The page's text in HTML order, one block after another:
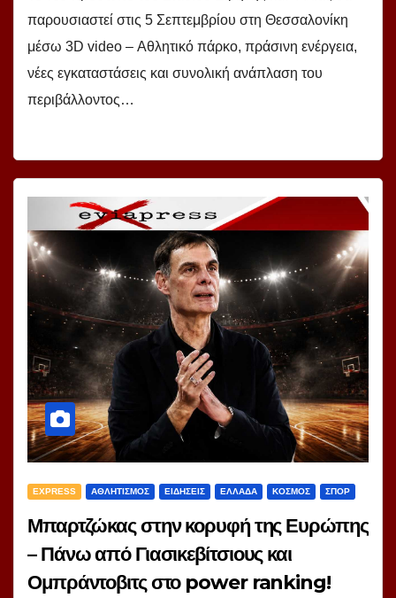
παρουσιαστεί στις 5 Σεπτεμβρίου στη Θεσσαλονίκη
μέσω 3D video – Αθλητικό πάρκο, πράσινη ενέργεια,
νέες εγκαταστάσεις και συνολική ανάπλαση του
περιβάλλοντος…
EXPRESS ΑΘΛΗΤΙΣΜΟΣ ΕΙΔΗΣΕΙΣ ΕΛΛΑΔΑ ΚΟΣΜΟΣ ΣΠΟΡ
Μπαρτζώκας στην κορυφή της Ευρώπης
– Πάνω από Γιασικεβίτσιους και
Ομπράντοβιτς στο power ranking!